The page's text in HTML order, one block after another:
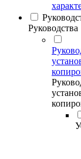
Руководства